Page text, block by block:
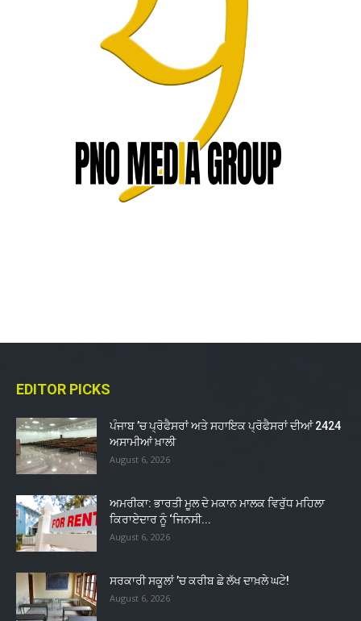
EDITOR PICKS
ਪੰਜਾਬ ’ਚ ਪ੍ਰੋਫੈਸਰਾਂ ਅਤੇ ਸਹਾਇਕ ਪ੍ਰੋਫੈਸਰਾਂ ਦੀਆਂ 2424
ਅਸਾਮੀਆਂ ਖ਼ਾਲੀ
August 6, 2026
ਅਮਰੀਕਾ: ਭਾਰਤੀ ਮੂਲ ਦੇ ਮਕਾਨ ਮਾਲਕ ਵਿਰੁੱਧ ਮਹਿਲਾ
ਕਿਰਾਏਦਾਰ ਨੂੰ ‘ਜਿਨਸੀ...
August 6, 2026
ਸਰਕਾਰੀ ਸਕੂਲਾਂ ’ਚ ਕਰੀਬ ਛੇ ਲੱਖ ਦਾਖ਼ਲੇ ਘਟੇ!
August 6, 2026